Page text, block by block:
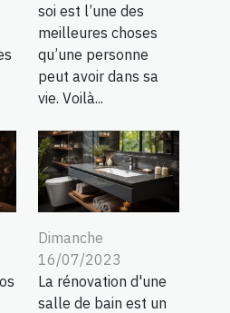
soi est l’une des
meilleures choses
qu’une personne
peut avoir dans sa
vie. Voilà...
Dimanche
16/07/2023
La rénovation d'une
salle de bain est un